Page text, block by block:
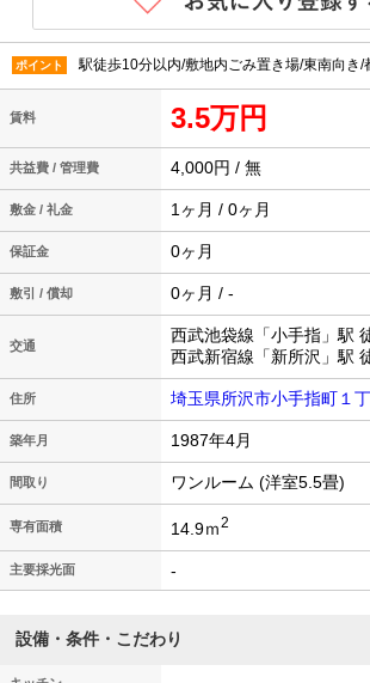
ポイント 駅徒歩10分以内/敷地内ごみ置き場/東南向き/
賃料 3.5万円
共益費 / 管理費 4,000円 / 無
敷金 / 礼金 1ヶ月 / 0ヶ月
保証金 0ヶ月
敷引 / 償却 0ヶ月 / -
交通
西武池袋線「小手指」駅
西武新宿線「新所沢」駅
住所 埼玉県所沢市小手指町１
築年月 1987年4月
間取り ワンルーム (洋室5.5畳)
専有面積 14.9ｍ2
主要採光面 -
設備・条件・こだわり